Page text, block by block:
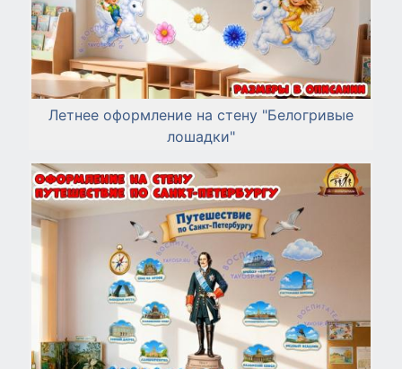
Летнее оформление на стену "Белогривые
лошадки"